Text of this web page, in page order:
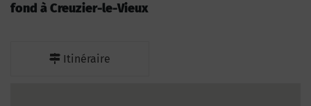
fond à Creuzier-le-Vieux
Itinéraire